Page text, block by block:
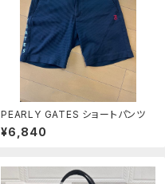
PEARLY GATES ショートパンツ
¥6,840